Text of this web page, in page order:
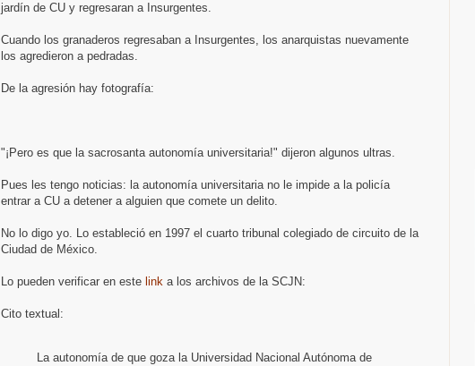
jardín de CU y regresaran a Insurgentes.
Cuando los granaderos regresaban a Insurgentes, los anarquistas nuevamente
los agredieron a pedradas.
De la agresión hay fotografía:
"¡Pero es que la sacrosanta autonomía universitaria!" dijeron algunos ultras.
Pues les tengo noticias: la autonomía universitaria no le impide a la policía
entrar a CU a detener a alguien que comete un delito.
No lo digo yo. Lo estableció en 1997 el cuarto tribunal colegiado de circuito de la
Ciudad de México.
Lo pueden verificar en este link a los archivos de la SCJN:
Cito textual:
La autonomía de que goza la Universidad Nacional Autónoma de